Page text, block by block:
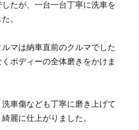
たが、一台一台丁寧に洗車を
。
マは納車直前のクルマでした
ボディーの全体磨きをかけま
車傷なども丁寧に磨き上げて
麗に仕上がりました。